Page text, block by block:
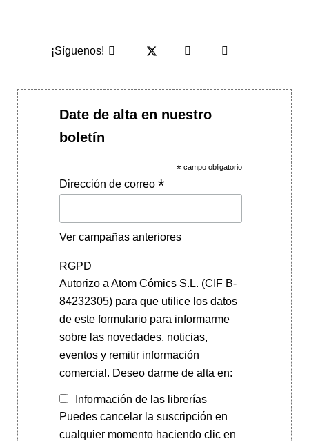
¡Síguenos!
Date de alta en nuestro
boletín
* campo obligatorio
Dirección de correo *
Ver campañas anteriores
RGPD
Autorizo a Atom Cómics S.L. (CIF B-
84232305) para que utilice los datos
de este formulario para informarme
sobre las novedades, noticias,
eventos y remitir información
comercial. Deseo darme de alta en:
Información de las librerías
Puedes cancelar la suscripción en
cualquier momento haciendo clic en